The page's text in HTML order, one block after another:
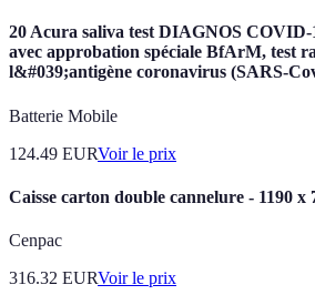
20 Acura saliva test DIAGNOS COVID-
avec approbation spéciale BfArM, test
l&#039;antigène coronavirus (SARS-
Batterie Mobile
124.49 EURVoir le prix
Caisse carton double cannelure - 1190 x
Cenpac
316.32 EURVoir le prix